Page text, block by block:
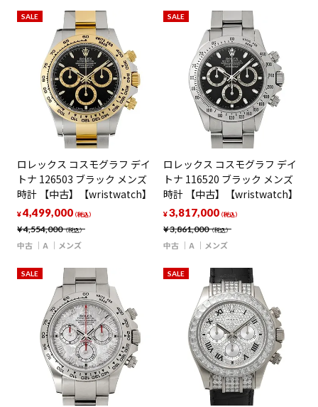
SALE
ロレックス コスモグラフ デイ
トナ 126503 ブラック メンズ
時計 【中古】【wristwatch】
¥4,554,000（税込）
¥4,499,000（税込）
中古 A メンズ
SALE
ロレックス コスモグラフ デイ
トナ 116520 ブラック メンズ
時計 【中古】【wristwatch】
¥3,861,000（税込）
¥3,817,000（税込）
中古 A メンズ
SALE SALE